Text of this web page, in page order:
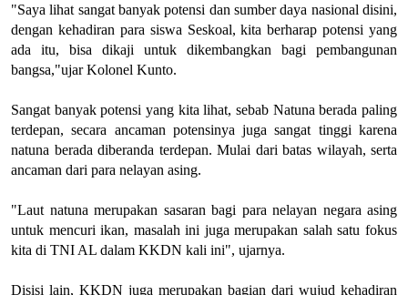
"Saya lihat sangat banyak potensi dan sumber daya nasional disini,
dengan kehadiran para siswa Seskoal, kita berharap potensi yang
ada itu, bisa dikaji untuk dikembangkan bagi pembangunan
bangsa,"ujar Kolonel Kunto.
Sangat banyak potensi yang kita lihat, sebab Natuna berada paling
terdepan, secara ancaman potensinya juga sangat tinggi karena
natuna berada diberanda terdepan. Mulai dari batas wilayah, serta
ancaman dari para nelayan asing.
"Laut natuna merupakan sasaran bagi para nelayan negara asing
untuk mencuri ikan, masalah ini juga merupakan salah satu fokus
kita di TNI AL dalam KKDN kali ini", ujarnya.
Disisi lain, KKDN juga merupakan bagian dari wujud kehadiran